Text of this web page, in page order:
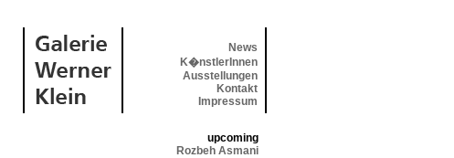
News
K�nstlerInnen
Ausstellungen
Kontakt
Impressum
upcoming
Rozbeh Asmani